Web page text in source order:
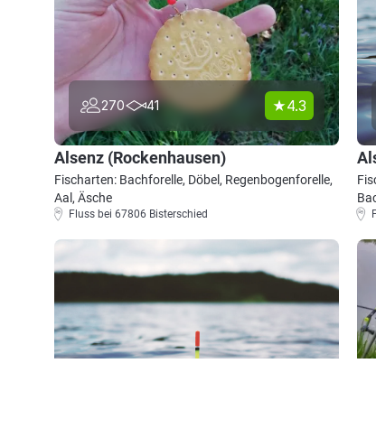
270 41 4.3
Alsenz (Rockenhausen)
Fischarten: Bachforelle, Döbel, Regenbogenforelle,
Aal, Äsche
Fluss bei 67806 Bisterschied